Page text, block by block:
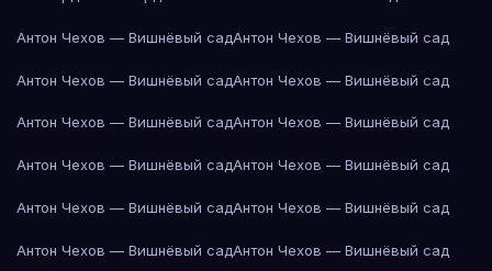
Антон Чехов — Вишнёвый садАнтон Чехов — Вишнёвый сад
Антон Чехов — Вишнёвый садАнтон Чехов — Вишнёвый сад
Антон Чехов — Вишнёвый садАнтон Чехов — Вишнёвый сад
Антон Чехов — Вишнёвый садАнтон Чехов — Вишнёвый сад
Антон Чехов — Вишнёвый садАнтон Чехов — Вишнёвый сад
Антон Чехов — Вишнёвый садАнтон Чехов — Вишнёвый сад